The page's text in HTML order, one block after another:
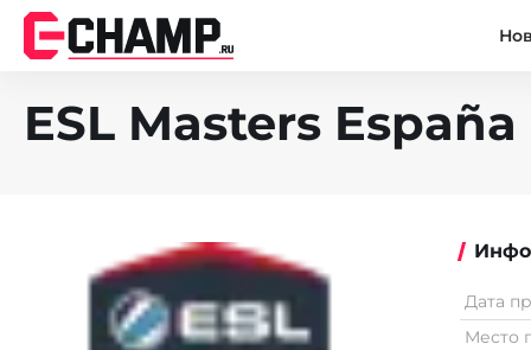
ESL Masters
Дата
Место